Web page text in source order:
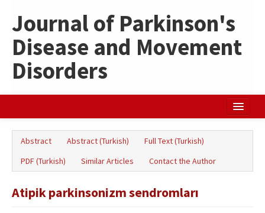
Journal of Parkinson's
Disease and Movement
Disorders
Türkçe
Abstract Abstract (Turkish)
Full Text (Turkish)
PDF (Turkish)
Similar Articles Contact the Author
Atipik parkinsonizm sendromları